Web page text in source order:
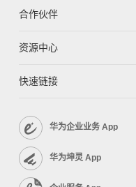
合作伙伴
资源中心
快速链接
华为企业业务 App
华为坤灵 App